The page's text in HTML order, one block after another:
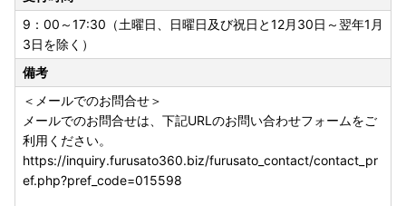
9：00～17:30（土曜日、日曜日及び祝日と12月30日～翌年1月
3日を除く）
備考
＜メールでのお問合せ＞
メールでのお問合せは、下記URLのお問い合わせフォームをご
利用ください。
https://inquiry.furusato360.biz/furusato_contact/contact_pr
ef.php?pref_code=015598